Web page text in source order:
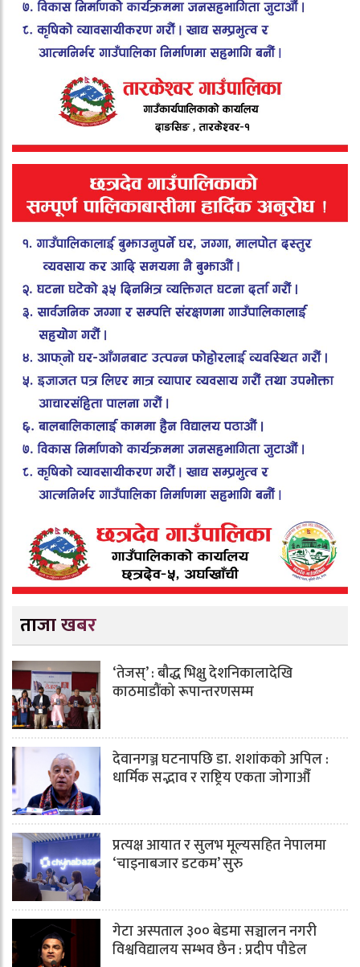
ताजा खबर
‘तेजस्’ : बौद्ध भिक्षु देशनिकालादेखि
काठमाडौंको रूपान्तरणसम्म
देवानगञ्ज घटनापछि डा. शशांककाे अपिल :
धार्मिक सद्भाव र राष्ट्रिय एकता जोगाऔँ
प्रत्यक्ष आयात र सुलभ मूल्यसहित नेपालमा
‘चाइनाबजार डटकम’ सुरु
गेटा अस्पताल ३०० बेडमा सञ्चालन नगरी
विश्वविद्यालय सम्भव छैन : प्रदीप पौडेल